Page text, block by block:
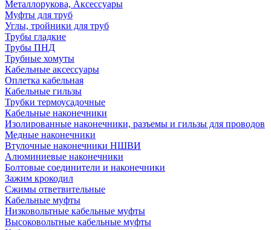
Металлорукова, Аксессуары
Муфты для труб
Углы, тройники для труб
Трубы гладкие
Трубы ПНД
Трубные хомуты
Кабельные аксессуары
Оплетка кабельная
Кабельные гильзы
Трубки термоусадочные
Кабельные наконечники
Изолированные наконечники, разъемы и гильзы для проводов
Медные наконечники
Втулочные наконечники НШВИ
Алюминиевые наконечники
Болтовые соединители и наконечники
Зажим крокодил
Сжимы ответвительные
Кабельные муфты
Низковольтные кабельные муфты
Высоковольтные кабельные муфты